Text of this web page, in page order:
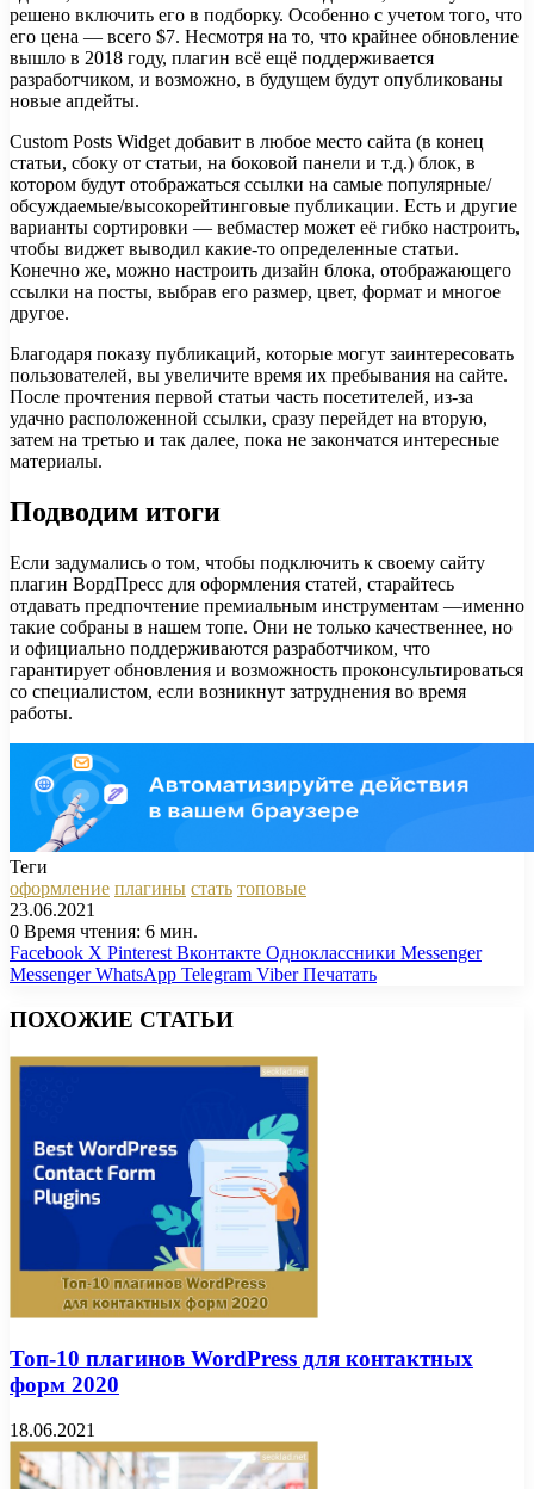
решено включить его в подборку. Особенно с учетом того, что
его цена — всего $7. Несмотря на то, что крайнее обновление
вышло в 2018 году, плагин всё ещё поддерживается
разработчиком, и возможно, в будущем будут опубликованы
новые апдейты.
Custom Posts Widget добавит в любое место сайта (в конец
статьи, сбоку от статьи, на боковой панели и т.д.) блок, в
котором будут отображаться ссылки на самые популярные/
обсуждаемые/высокорейтинговые публикации. Есть и другие
варианты сортировки — вебмастер может её гибко настроить,
чтобы виджет выводил какие-то определенные статьи.
Конечно же, можно настроить дизайн блока, отображающего
ссылки на посты, выбрав его размер, цвет, формат и многое
другое.
Благодаря показу публикаций, которые могут заинтересовать
пользователей, вы увеличите время их пребывания на сайте.
После прочтения первой статьи часть посетителей, из-за
удачно расположенной ссылки, сразу перейдет на вторую,
затем на третью и так далее, пока не закончатся интересные
материалы.
Подводим итоги
Если задумались о том, чтобы подключить к своему сайту
плагин ВордПресс для оформления статей, старайтесь
отдавать предпочтение премиальным инструментам —именно
такие собраны в нашем топе. Они не только качественнее, но
и официально поддерживаются разработчиком, что
гарантирует обновления и возможность проконсультироваться
со специалистом, если возникнут затруднения во время
работы.
Теги
оформление плагины стать топовые
23.06.2021
0 Время чтения: 6 мин.
Facebook X Pinterest Вконтакте Одноклассники Messenger
Messenger WhatsApp Telegram Viber Печатать
ПОХОЖИЕ СТАТЬИ
Топ-10 плагинов WordPress для контактных
форм 2020
18.06.2021